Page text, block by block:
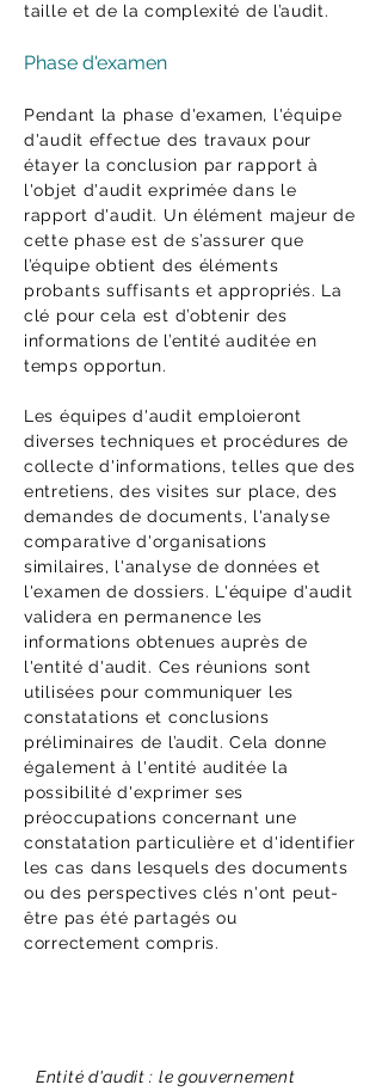
taille et de la complexité de l’audit.
Phase d'examen
Pendant la phase d'examen, l'équipe
d'audit effectue des travaux pour
étayer la conclusion par rapport à
l'objet d'audit exprimée dans le
rapport d'audit. Un élément majeur de
cette phase est de s’assurer que
l’équipe obtient des éléments
probants suffisants et appropriés. La
clé pour cela est d’obtenir des
informations de l’entité auditée en
temps opportun.
Les équipes d'audit emploieront
diverses techniques et procédures de
collecte d'informations, telles que des
entretiens, des visites sur place, des
demandes de documents, l'analyse
comparative d'organisations
similaires, l'analyse de données et
l'examen de dossiers. L'équipe d'audit
validera en permanence les
informations obtenues auprès de
l'entité d'audit. Ces réunions sont
utilisées pour communiquer les
constatations et conclusions
préliminaires de l’audit. Cela donne
également à l'entité auditée la
possibilité d'exprimer ses
préoccupations concernant une
constatation particulière et d'identifier
les cas dans lesquels des documents
ou des perspectives clés n'ont peut-
être pas été partagés ou
correctement compris.
Entité d'audit : le gouvernement